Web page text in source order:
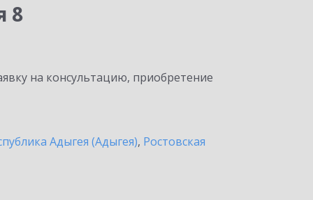
8
на консультацию, приобретение
Адыгея (Адыгея), Ростовская